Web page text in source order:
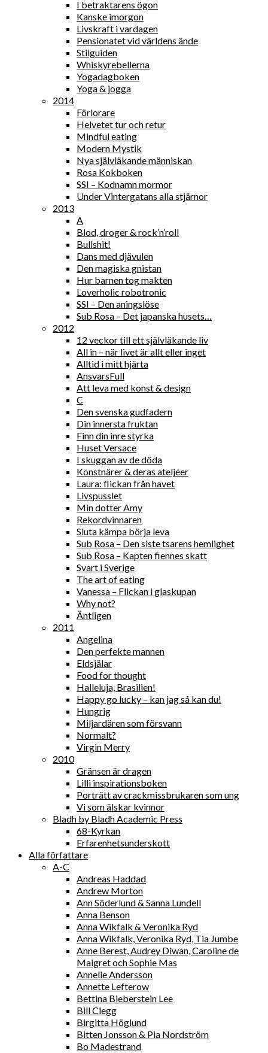
I betraktarens ögon
Kanske imorgon
Livskraft i vardagen
Pensionatet vid världens ände
Stilguiden
Whiskyrebellerna
Yogadagboken
Yoga & jogga
2014
Förlorare
Helvetet tur och retur
Mindful eating
Modern Mystik
Nya självläkande människan
Rosa Kokboken
SSI – Kodnamn mormor
Under Vintergatans alla stjärnor
2013
A
Blod, droger & rock’n’roll
Bullshit!
Dans med djävulen
Den magiska gnistan
Hur barnen tog makten
Loverholic robotronic
SSI – Den aningslöse
Sub Rosa – Det japanska husets…
2012
12 veckor till ett självläkande liv
All in – när livet är allt eller inget
Alltid i mitt hjärta
AnsvarsFull
Att leva med konst & design
C
Den svenska gudfadern
Din innersta fruktan
Finn din inre styrka
Huset Versace
I skuggan av de döda
Konstnärer & deras ateljéer
Laura: flickan från havet
Livspusslet
Min dotter Amy
Rekordvinnaren
Sluta kämpa börja leva
Sub Rosa – Den siste tsarens hemlighet
Sub Rosa – Kapten fiennes skatt
Svart i Sverige
The art of eating
Vanessa – Flickan i glaskupan
Why not?
Äntligen
2011
Angelina
Den perfekte mannen
Eldsjälar
Food for thought
Halleluja, Brasilien!
Happy go lucky – kan jag så kan du!
Hungrig
Miljardären som försvann
Normalt?
Virgin Merry
2010
Gränsen är dragen
Lilli inspirationsboken
Porträtt av crackmissbrukaren som ung
Vi som älskar kvinnor
Bladh by Bladh Academic Press
68-Kyrkan
Erfarenhetsunderskott
Alla författare
A-C
Andreas Haddad
Andrew Morton
Ann Söderlund & Sanna Lundell
Anna Benson
Anna Wikfalk & Veronika Ryd
Anna Wikfalk, Veronika Ryd, Tia Jumbe
Anne Berest, Audrey Diwan, Caroline de
Maigret och Sophie Mas
Annelie Andersson
Annette Lefterow
Bettina Bieberstein Lee
Bill Clegg
Birgitta Höglund
Bitten Jonsson & Pia Nordström
Bo Madestrand